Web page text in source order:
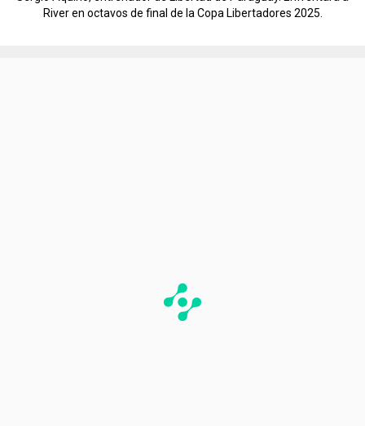
River en octavos de final de la Copa Libertadores 2025.